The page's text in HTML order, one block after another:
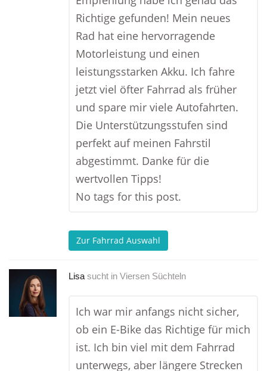
Richtige gefunden! Mein neues
Rad hat eine hervorragende
Motorleistung und einen
leistungsstarken Akku. Ich fahre
jetzt viel öfter Fahrrad als früher
und spare mir viele Autofahrten.
Die Unterstützungsstufen sind
perfekt auf meinen Fahrstil
abgestimmt. Danke für die
wertvollen Tipps!
No tags for this post.
Zur Fahrrad Auswahl
Lisa sucht in Viersen Süchteln
Ich war mir anfangs nicht sicher,
ob ein E-Bike das Richtige für mich
ist. Ich bin viel mit dem Fahrrad
unterwegs, aber längere Strecken